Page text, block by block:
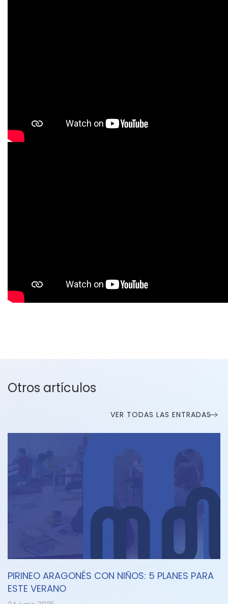
Otros artículos
VER TODAS LAS ENTRADAS
PIRINEO ARAGONÉS CON NIÑOS: 5 PLANES PARA
ESTE VERANO